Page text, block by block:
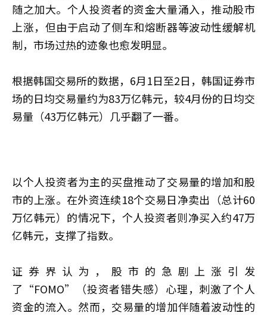
随之加大。个人投资者的资金大量涌入，推动股市
上涨，但由于启动了侧车和熔断器等波动性缓解机
制，市场过热的迹象也愈发明显。
根据韩国交易所的数据，6月1日至2日，韩国证券市
场的日均交易量约为83万亿韩元，较4月份的日均交
易量（43万亿韩元）几乎翻了一番。
以个人投资者为主的买盘推动了交易量的增加和股
市的上涨。在外资连续18个交易日净卖出（总计60
万亿韩元）的情况下，个人投资者则净买入约47万
亿韩元，支撑了指数。
证券界认为，股市的急剧上涨引发
了“FOMO”（投资者错失感）心理，刺激了个人
资金的流入。然而，交易量的增加伴随着波动性的